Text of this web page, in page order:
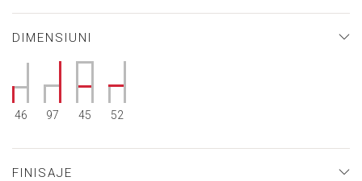
DIMENSIUNI
46 97 45 52
FINISAJE